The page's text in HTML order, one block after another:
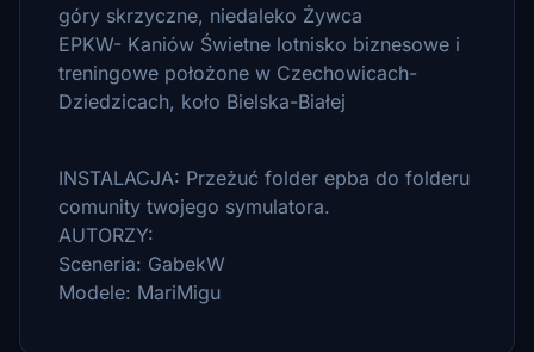
góry skrzyczne, niedaleko Żywca
EPKW- Kaniów Świetne lotnisko biznesowe i
treningowe położone w Czechowicach-
Dziedzicach, koło Bielska-Białej
INSTALACJA: Przeżuć folder epba do folderu
comunity twojego symulatora.
AUTORZY:
Sceneria: GabekW
Modele: MariMigu